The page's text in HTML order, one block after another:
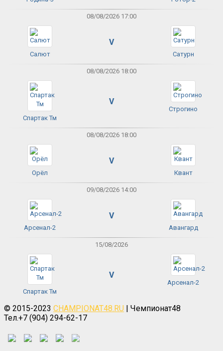
08/08/2026 17:00
Салют
V
Сатурн
08/08/2026 18:00
Спартак Тм
V
Строгино
08/08/2026 18:00
Орёл
V
Квант
09/08/2026 14:00
Арсенал-2
V
Авангард
15/08/2026
Спартак Тм
V
Арсенал-2
© 2015-2023 CHAMPIONAT48.RU | Чемпионат48
Тел.+7 (904) 294-62-17